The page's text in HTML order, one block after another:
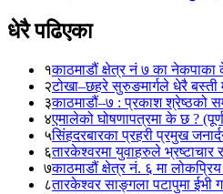
धेरै पढिएका
१काठमाडौं क्षेत्र नं ७ का नेकपाका
२टोखा–छहरे सुरुङमार्गले धेरै बस्ती
३काठमाडौं–७ : प्रकाश श्रेष्ठको
४एमालेको घोषणापत्रमा के छ ?
५सिंहदरबारका प्रहरी प्रमुख
६तारकेश्वरमा युवाहरुले भ्रष्टाचार
७काठमाडौं क्षेत्र नं. ६ मा
८तारकेश्वर साङ्गला पटापुमा ईभी